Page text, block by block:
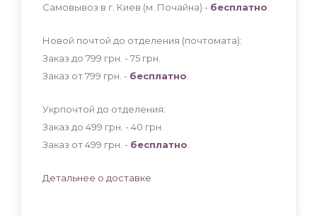
Самовывоз в г. Киев (м. Почайна) - бесплатно
Новой почтой до отделения (почтомата):
Заказ до 799 грн. - 75 грн
Заказ от 799 грн. - бесплатно
Укрпочтой до отделения:
Заказ до 499 грн. - 40 грн
Заказ от 499 грн. - бесплатно
Детальнее о доставке